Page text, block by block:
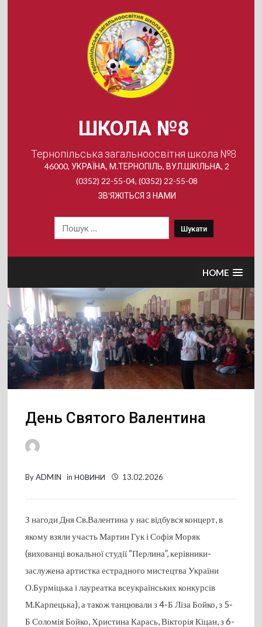
ШКОЛА №8
Тернопільська загальноосвітня школа №8
46000, УКРАЇНА, М.ТЕРНОПІЛЬ, ВУЛ.ШКІЛЬНА, 2
(0352) 22-55-04, (0352) 22-55-08
ЗВ'ЯЖІТЬСЯ З НАМИ
HOME
День Святого Валентина
ByADMIN inНОВИНИ 13.02.2026
З нагоди Дня Св.Валентина у нас відбувся концерт, в
якому взяли участь Мартин Гук і Софія Моряк
(вихованці вокальної студії “Перлина”, керівники-
заслужена артистка естрадного мистецтва України
О.Бурміцька і лауреатка всеукраїнських конкурсів
М.Карпецька), а також танцювали з 4-Б Ліза Бойко, з 5-
Б Соломія Бойко, Христина Карась, Вікторія Кіцан, з 6-